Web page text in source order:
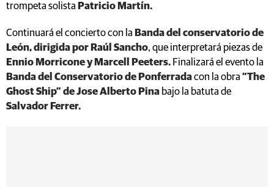
trompeta solista Patricio Martín.
Continuará el concierto con la Banda del conservatorio de
León, dirigida por Raúl Sancho, que interpretará piezas de
Ennio Morricone y Marcell Peeters. Finalizará el evento la
Banda del Conservatorio de Ponferradacon la obra “The
Ghost Ship” de Jose Alberto Pina bajo la batuta de
Salvador Ferrer.